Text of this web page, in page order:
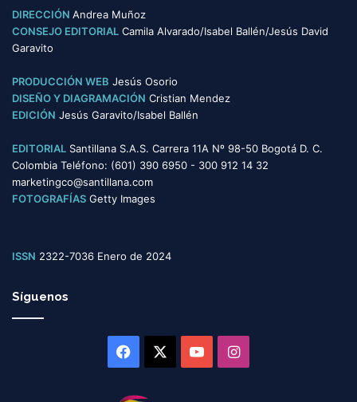
o
r
s
DIRECCIÓN Andrea Muñoz
CONSEJO EDITORIAL Camila Alvarado/Isabel Ballén/Jesús David
Garavito
PRODUCCIÓN WEB Jesús Osorio
DISEÑO Y DIAGRAMACIÓN Cristian Mendez
EDICIÓN Jesús Garavito/Isabel Ballén
EDITORIAL Santillana S.A.S. Carrera 11A Nº 98-50 Bogotá D. C.
Colombia Teléfono: (601) 390 6950 - 300 912 14 32
marketingco@santillana.com
FOTOGRAFÍAS Getty Images
ISSN 2322-7036 Enero de 2024
Síguenos
Facebook YouTubeInstagram